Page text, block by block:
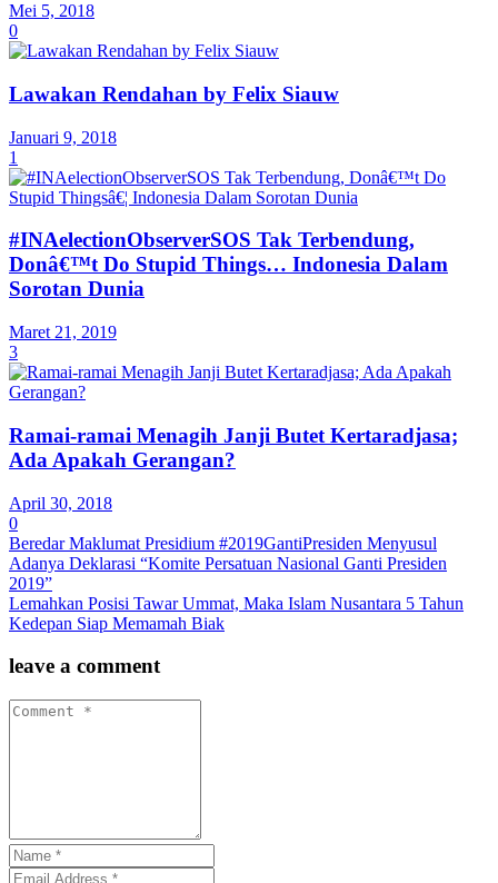
Mei 5, 2018
0
Lawakan Rendahan by Felix Siauw
Januari 9, 2018
1
#INAelectionObserverSOS Tak Terbendung,
Donâ€™t Do Stupid Things… Indonesia Dalam
Sorotan Dunia
Maret 21, 2019
3
Ramai-ramai Menagih Janji Butet Kertaradjasa;
Ada Apakah Gerangan?
April 30, 2018
0
Beredar Maklumat Presidium #2019GantiPresiden Menyusul
Adanya Deklarasi “Komite Persatuan Nasional Ganti Presiden
2019”
Lemahkan Posisi Tawar Ummat, Maka Islam Nusantara 5 Tahun
Kedepan Siap Memamah Biak
leave a comment